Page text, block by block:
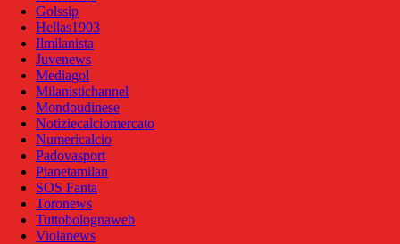
Golssip
Hellas1903
Ilmilanista
Juvenews
Mediagol
Milanistichannel
Mondoudinese
Notiziecalciomercato
Numericalcio
Padovasport
Pianetamilan
SOS Fanta
Toronews
Tuttobolognaweb
Violanews